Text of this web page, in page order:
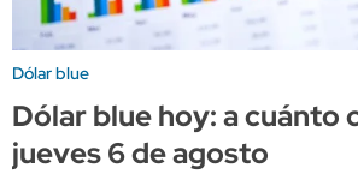
Dólar blue
Dólar blue hoy: a cuánto
jueves 6 de agosto